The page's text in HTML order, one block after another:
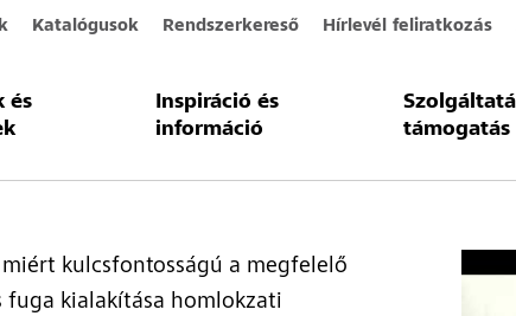
Katalógusok Rendszerkereső Hírlevél feliratkozás
és
Inspiráció és
információ
támogatás
fuga képzés
miért kulcsfontosságú a megfelelő
fuga kialakítása homlokzati